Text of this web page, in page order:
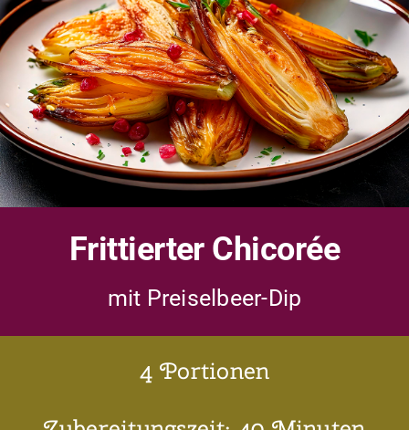
Aktuelles
Karriere
Kontakt
Frittierter Chicorée
mit Preiselbeer-Dip
4 Portionen